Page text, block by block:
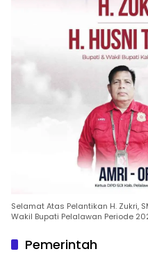
Selamat Atas Pelantikan H. Zukri,
Wakil Bupati Pelalawan Periode
Pemerintah